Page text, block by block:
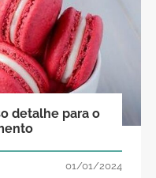
detalhe para o
01/01/2024